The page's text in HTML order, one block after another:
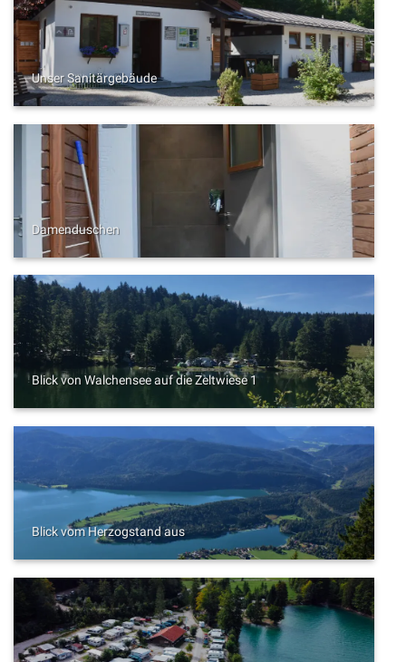
Unser Sanitärgebäude
Damenduschen
Blick von Walchensee auf die Zeltwiese 1
Blick vom Herzogstand aus